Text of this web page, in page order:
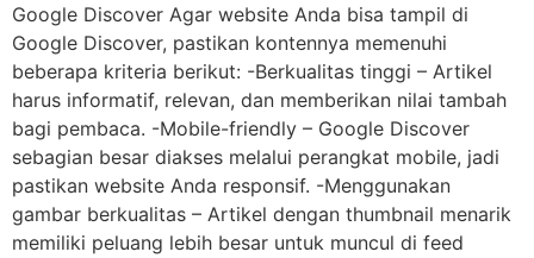
Google Discover Agar website Anda bisa tampil di
Google Discover, pastikan kontennya memenuhi
beberapa kriteria berikut: -Berkualitas tinggi – Artikel
harus informatif, relevan, dan memberikan nilai tambah
bagi pembaca. -Mobile-friendly – Google Discover
sebagian besar diakses melalui perangkat mobile, jadi
pastikan website Anda responsif. -Menggunakan
gambar berkualitas – Artikel dengan thumbnail menarik
memiliki peluang lebih besar untuk muncul di feed